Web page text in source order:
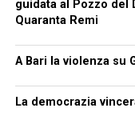
guidata al Pozzo del
Quaranta Remi
A Bari la violenza su
La democrazia